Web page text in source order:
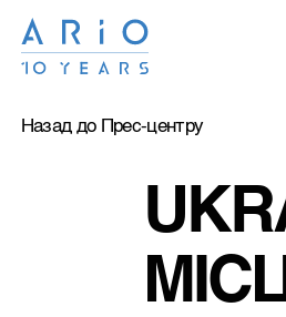
Назад до Прес-центру